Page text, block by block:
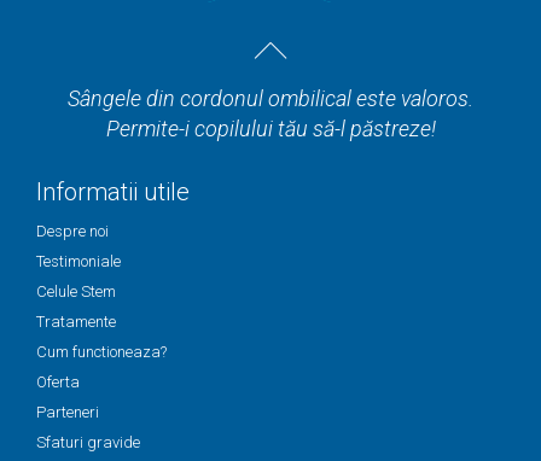
Sângele din cordonul ombilical este valoros.
Permite-i copilului tău să-l păstreze!
Informatii utile
Despre noi
Testimoniale
Celule Stem
Tratamente
Cum functioneaza?
Oferta
Parteneri
Sfaturi gravide